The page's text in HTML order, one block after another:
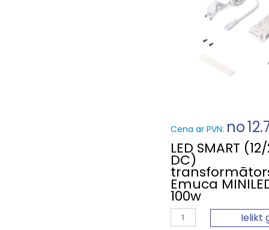
Cena ar PVN: no
LED SMART
DC)
Emuca
100w
Ielikt